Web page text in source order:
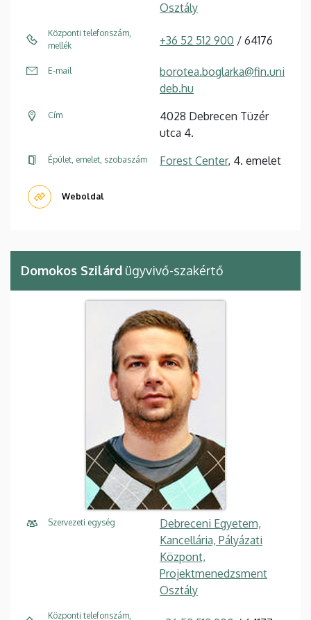
Osztály
Központi telefonszám,
mellék
+36 52 512 900 / 64176
E-mail
borotea.boglarka@fin.uni
deb.hu
Cím
4028 Debrecen Tüzér
utca 4.
Épület, emelet, szobaszám Forest Center, 4. emelet
Weboldal
Domokos Szilárd ügyvivő-szakértő
Szervezeti egység
Debreceni Egyetem,
Kancellária, Pályázati
Központ,
Projektmenedzsment
Osztály
Központi telefonszám,